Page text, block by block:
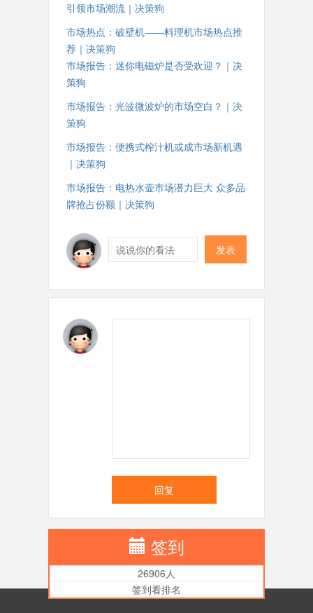
引领市场潮流｜决策狗
市场热点：破壁机——料理机市场热点推
荐｜决策狗
市场报告：迷你电磁炉是否受欢迎？｜决
策狗
市场报告：光波微波炉的市场空白？｜决
策狗
市场报告：便携式榨汁机或成市场新机遇
｜决策狗
市场报告：电热水壶市场潜力巨大 众多品
牌抢占份额｜决策狗
发表
回复
签到
26906人
签到看排名